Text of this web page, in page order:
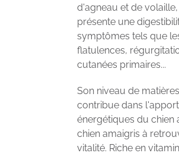
d'agneau et de
présente une
symptômes tels que
flatulences,
cutanées primaires...
Son niveau de
contribue dans
énergétiques du chien
chien amaigris à
vitalité. Riche en